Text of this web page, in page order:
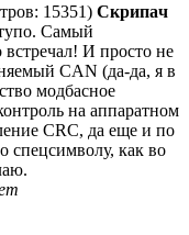
15351) Cкpипaч
Самый
встречал! И просто не
CAN (да-да, я в
модбасное
на аппаратном
CRC, да еще и по
спецсимволу, как во